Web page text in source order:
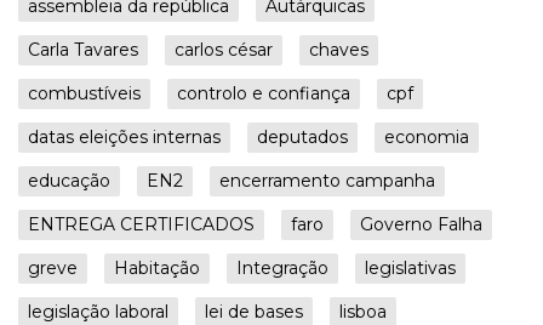
assembleia da república
Autárquicas
Carla Tavares
carlos césar
chaves
combustíveis
controlo e confiança
cpf
datas eleições internas
deputados
economia
educação
EN2
encerramento campanha
ENTREGA CERTIFICADOS
faro
Governo Falha
greve
Habitação Integração
legislativas
legislação laboral
lei de bases
lisboa